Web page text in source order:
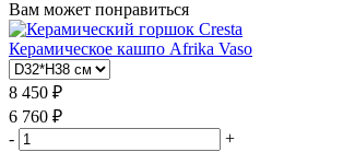
Вам может понравиться
Керамическое кашпо Afrika Vaso
8 450 ₽
6 760 ₽
-
+